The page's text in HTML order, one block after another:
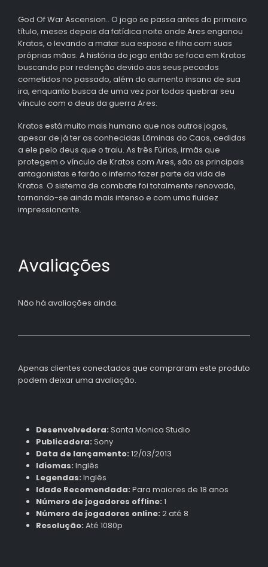
God Of War Ascension.. O jogo se passa antes do primeiro
título, meses depois da fatídica noite onde Ares enganou
Kratos, o levando a matar sua esposa e filha com suas
próprias mãos. A história do jogo então se foca em Kratos
buscando por redenção devido aos seus pecados
cometidos no passado, além do aumento insano de sua
ira, enquanto busca de uma vez por todas quebrar seu
vínculo com o deus da guerra Ares.
Kratos está muito mais humano que nos outros jogos,
apesar de já ter as conhecidas Lâminas do Caos, cedidas
a ele pelo deus que o traiu. As três Fúrias, irmãs que
protegem o vínculo de Kratos com Ares, são as principais
antagonistas e farão o inferno fazer parte da vida de
Kratos. O sistema de combate foi totalmente renovado,
tornando-se ainda mais intenso e com uma fluidez
impressionante.
Avaliações
Não há avaliações ainda.
Apenas clientes conectados que compraram este produto
podem deixar uma avaliação.
Desenvolvedora: Santa Monica Studio
Publicadora: Sony
Data de lançamento: 12/03/2013
Idiomas: Inglês
Legendas: Inglês
Idade Recomendada: Para maiores de 18 anos
Número de jogadores offline: 1
Número de jogadores online: 2 até 8
Resolução: Até 1080p